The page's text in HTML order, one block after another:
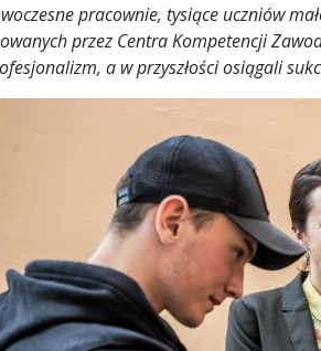
pracownie, tysiące uczniów
przez Centra Kompetencji
a w przyszłości osiągali